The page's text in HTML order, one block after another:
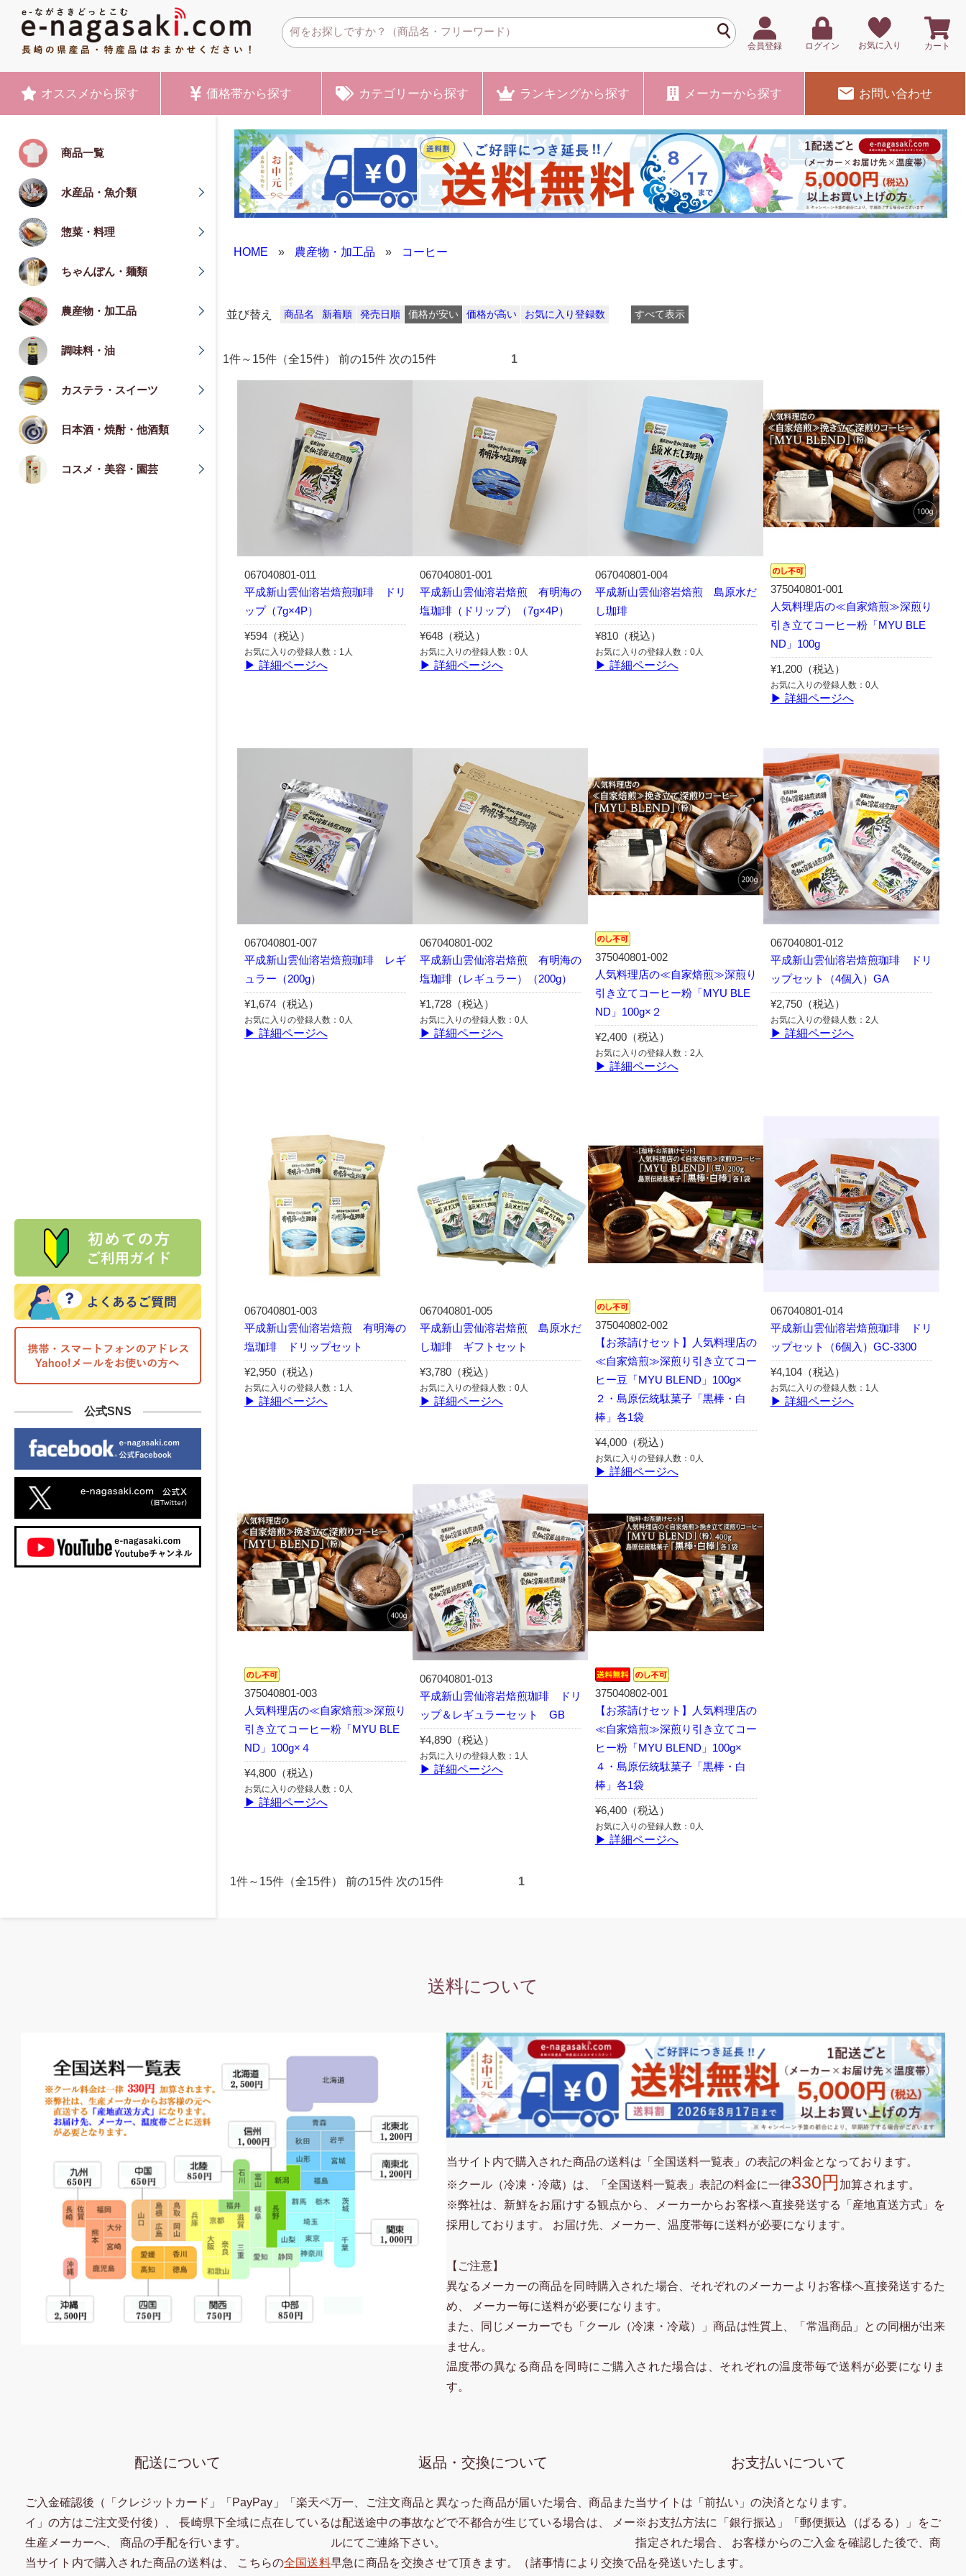
会員登録 ログイン お気に入り カート
オススメ から探す 価格帯から探す カテゴリーから探す ランキングから探す メーカーから探す お問い合わせ
商品一覧
水産品・魚介類
惣菜・料理
ちゃんぽん・麺類
農産物・加工品
調味料・油
カステラ・スイーツ
日本酒・焼酎・他酒類
コスメ・美容・園芸
公式SNS
HOME » 農産物・加工品 » コーヒー
並び替え 商品名 新着順 発売日順 価格が安い 価格が高い お気に入り登録数 すべて表示
1件～15件（全15件） 前の15件 次の15件 1
067040801-011
平成新山雲仙溶岩焙煎珈琲 ドリ
ップ（7g×4P）
¥594（税込）
お気に入りの登録人数：1人
▶ 詳細ページへ
067040801-001
平成新山雲仙溶岩焙煎 有明海の
塩珈琲（ドリップ）（7g×4P）
¥648（税込）
お気に入りの登録人数：0人
▶ 詳細ページへ
067040801-004
平成新山雲仙溶岩焙煎 島原水だ
し珈琲
¥810（税込）
お気に入りの登録人数：0人
▶ 詳細ページへ
375040801-001
人気料理店の≪自家焙煎≫深煎り
引き立てコーヒー粉「MYU BLE
ND」100g
¥1,200（税込）
お気に入りの登録人数：0人
▶ 詳細ページへ
067040801-007
平成新山雲仙溶岩焙煎珈琲 レギ
ュラー（200g）
¥1,674（税込）
お気に入りの登録人数：0人
▶ 詳細ページへ
067040801-002
平成新山雲仙溶岩焙煎 有明海の
塩珈琲（レギュラー）（200g）
¥1,728（税込）
お気に入りの登録人数：0人
▶ 詳細ページへ
375040801-002
人気料理店の≪自家焙煎≫深煎り
引き立てコーヒー粉「MYU BLE
ND」100g×２
¥2,400（税込）
お気に入りの登録人数：2人
▶ 詳細ページへ
067040801-012
平成新山雲仙溶岩焙煎珈琲 ドリ
ップセット（4個入）GA
¥2,750（税込）
お気に入りの登録人数：2人
▶ 詳細ページへ
067040801-003
平成新山雲仙溶岩焙煎 有明海の
塩珈琲 ドリップセット
¥2,950（税込）
お気に入りの登録人数：1人
▶ 詳細ページへ
067040801-005
平成新山雲仙溶岩焙煎 島原水だ
し珈琲 ギフトセット
¥3,780（税込）
お気に入りの登録人数：0人
▶ 詳細ページへ
375040802-002
【お茶請けセット】人気料理店の
≪自家焙煎≫深煎り引き立てコー
ヒー豆「MYU BLEND」100g×
２・島原伝統駄菓子「黒棒・白
棒」各1袋
¥4,000（税込）
お気に入りの登録人数：0人
▶ 詳細ページへ
067040801-014
平成新山雲仙溶岩焙煎珈琲 ドリ
ップセット（6個入）GC-3300
¥4,104（税込）
お気に入りの登録人数：1人
▶ 詳細ページへ
375040801-003
人気料理店の≪自家焙煎≫深煎り
引き立てコーヒー粉「MYU BLE
ND」100g×４
¥4,800（税込）
お気に入りの登録人数：0人
▶ 詳細ページへ
067040801-013
平成新山雲仙溶岩焙煎珈琲 ドリ
ップ＆レギュラーセット GB
¥4,890（税込）
お気に入りの登録人数：1人
▶ 詳細ページへ
375040802-001
【お茶請けセット】人気料理店の
≪自家焙煎≫深煎り引き立てコー
ヒー粉「MYU BLEND」100g×
４・島原伝統駄菓子「黒棒・白
棒」各1袋
¥6,400（税込）
お気に入りの登録人数：0人
▶ 詳細ページへ
1件～15件（全15件） 前の15件 次の15件 1
送料について
当サイト内で購入された商品の送料は「全国送料一覧表」の表記の料金となっております。
※クール（冷凍・冷蔵）は、「全国送料一覧表」表記の料金に一律330円 加算されます。
※弊社は、新鮮をお届けする観点から、メーカーからお客様へ直接発送する「産地直送方式」を
採用しております。 お届け先、メーカー、温度帯毎に送料が必要になります。
【ご注意】
異なるメーカーの商品を同時購入された場合、それぞれのメーカーよりお客様へ直接発送するた
め、 メーカー毎に送料が必要になります。
また、同じメーカーでも「クール（冷凍・冷蔵）」商品は性質上、「常温商品」との同梱が出来
ません。
温度帯の異なる商品を同時にご購入された場合は、それぞれの温度帯毎で送料が必要になりま
す。
配送について
ご入金確認後（「クレジットカード」「PayPay」「楽天ペ
イ」の方はご注文受付後）、 長崎県下全域に点在している
生産メーカーへ、 商品の手配を行います。
当サイト内で購入された商品の送料は、 こちらの全国送料
返品・交換について
万一、ご注文商品と異なった商品が届いた場合、商品また
は配送途中の事故などで不都合が生じている場合は、 メー
ルにてご連絡下さい。
早急に商品を交換させて頂きます。（諸事情により交換で
お支払いについて
当サイトは「前払い」の決済となります。
※お支払方法に「銀行振込」「郵便振込（ぱるる）」をご
指定された場合、 お客様からのご入金を確認した後で、商
品を発送いたします。